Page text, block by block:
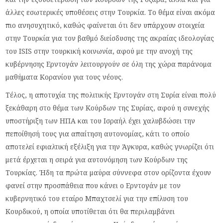
άλλες εσωτερικές υποθέσεις στην Τουρκία. Το θέμα είναι ακόμα
πιο ανησυχητικό, καθώς φαίνεται ότι δεν υπάρχουν στοιχεία
στην Τουρκία για τον βαθμό διείσδυσης της ακραίας ιδεολογίας
του ISIS στην τουρκική κοινωνία, αφού με την ανοχή της
κυβέρνησης Ερντογάν λειτουργούν σε όλη της χώρα παράνομα
μαθήματα Κορανίου για τους νέους.
Τέλος, η αποτυχία της πολιτικής Ερντογάν στη Συρία είναι πολύ
ξεκάθαρη στο θέμα των Κούρδων της Συρίας, αφού η συνεχής
υποστήριξη των ΗΠΑ και του Ισραήλ έχει χαλυβδώσει την
πεποίθησή τους για απαίτηση αυτονομίας, κάτι το οποίο
αποτελεί εφιαλτική εξέλιξη για την Άγκυρα, καθώς γνωρίζει ότι
μετά έρχεται η σειρά για αυτονόμηση των Κούρδων της
Τουρκίας. Ήδη τα πρώτα μαύρα σύννεφα στον ορίζοντα έχουν
φανεί στην προσπάθεια που κάνει ο Ερντογάν με τον
κυβερνητικό του εταίρο Μπαχτσελί για την επίλυση του
Κουρδικού, η οποία υποτίθεται ότι θα περιλαμβάνει